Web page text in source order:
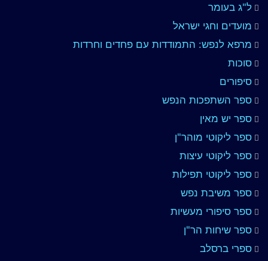
ל"ג בעומר
מועדים וחגי ישראל
מרפא לנפש: התמודדות עם פחדים וחרדות
סוכות
סיפורים
ספר השתפכות הנפש
ספר יש מאין
ספר ליקוטי מוהר"ן
ספר ליקוטי עיצות
ספר ליקוטי תפילות
ספר משיבת נפש
ספר סיפורי מעשיות
ספר שיחות הר"ן
ספרי ברסלב